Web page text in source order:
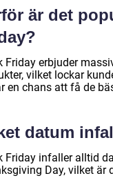
är det
Friday erbjuder
vilket lockar
en chans att få de
datum
Friday infaller alltid
Day, vilket är